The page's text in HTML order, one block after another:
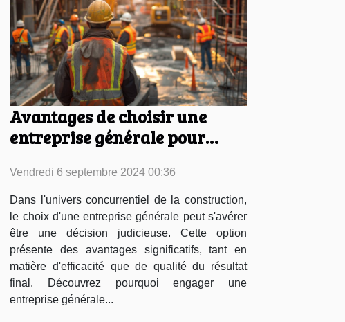
Avantages de choisir une
entreprise générale pour
Vendredi 6 septembre 2024 00:36
Dans l'univers concurrentiel de la construction,
le choix d'une entreprise générale peut s'avérer
être une décision judicieuse. Cette option
présente des avantages significatifs, tant en
matière d'efficacité que de qualité du résultat
final. Découvrez pourquoi engager une
entreprise générale...